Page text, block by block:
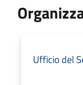
Ufficio del